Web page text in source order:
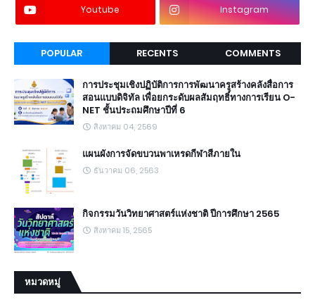
Youtube Instagram
POPULAR RECENTS COMMENTS
การประชุมเชิงปฏิบัติการการพัฒนาครูสร้างคลังสื่อการ
สอนแบบดิจิทัล เพื่อยกระดับผลสัมฤทธิ์ทางการเรียน O-
NET ชั้นประถมศึกษาปีที่ 6
สิงหาคม 04, 2569
แผนผังการจัดขบวนพาเหรดกีฬาสีภายใน
ธันวาคม 06, 2563
กิจกรรมวันวิทยาศาสตร์แห่งชาติ ปีการศึกษา 2565
สิงหาคม 15, 2565
หมวดหมู่